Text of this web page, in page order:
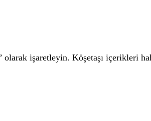
olarak işaretleyin. Köşetaşı içerikleri